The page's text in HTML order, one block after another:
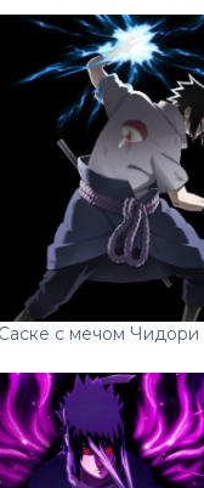
Саске с мечом Чидори